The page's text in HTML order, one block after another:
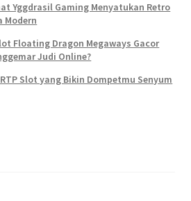
Yggdrasil Gaming Menyatukan Retro
Modern
Floating Dragon Megaways Gacor
Judi Online?
Slot yang Bikin Dompetmu Senyum